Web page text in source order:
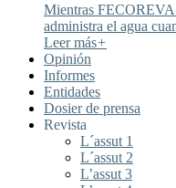
Mientras FECOREVA
administra el agua
Leer más+
Opinión
Informes
Entidades
Dosier de prensa
Revista
L´assut 1
L´assut 2
L’assut 3